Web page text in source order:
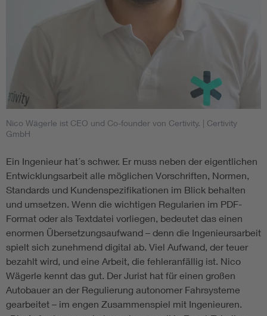
Nico Wägerle ist CEO und Co-founder von Certivity. | Certivity
GmbH
Ein Ingenieur hat´s schwer. Er muss neben der eigentlichen
Entwicklungsarbeit alle möglichen Vorschriften, Normen,
Standards und Kundenspezifikationen im Blick behalten
und umsetzen. Wenn die wichtigen Regularien im PDF-
Format oder als Textdatei vorliegen, bedeutet das einen
enormen Übersetzungsaufwand – denn die Ingenieursarbeit
spielt sich zunehmend digital ab. Viel Aufwand, der teuer
bezahlt wird, und eine Arbeit, die fehleranfällig ist. Nico
Wägerle kennt das gut. Der Jurist hat für einen großen
Autobauer an der Regulierung autonomer Fahrsysteme
gearbeitet – im engen Zusammenspiel mit Ingenieuren.